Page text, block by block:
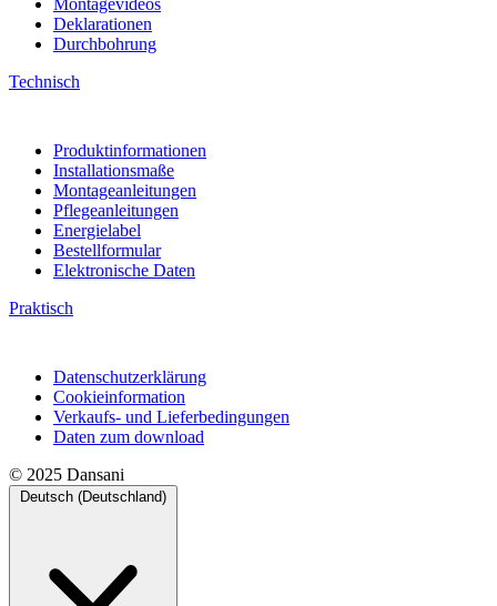
Deklarationen
Durchbohrung
Technisch
Produktinformationen
Installationsmaße
Montageanleitungen
Pflegeanleitungen
Energielabel
Bestellformular
Elektronische Daten
Praktisch
Datenschutzerklärung
Cookieinformation
Verkaufs- und Lieferbedingungen
Daten zum download
© 2025 Dansani
Deutsch (Deutschland)